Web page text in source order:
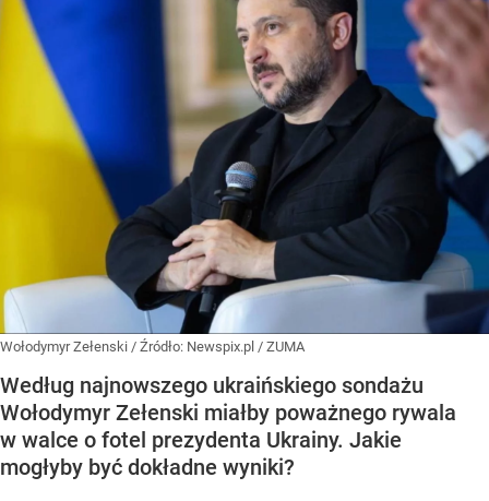
Wołodymyr Zełenski / Źródło: Newspix.pl / ZUMA
Według najnowszego ukraińskiego sondażu
Wołodymyr Zełenski miałby poważnego rywala
w walce o fotel prezydenta Ukrainy. Jakie
mogłyby być dokładne wyniki?